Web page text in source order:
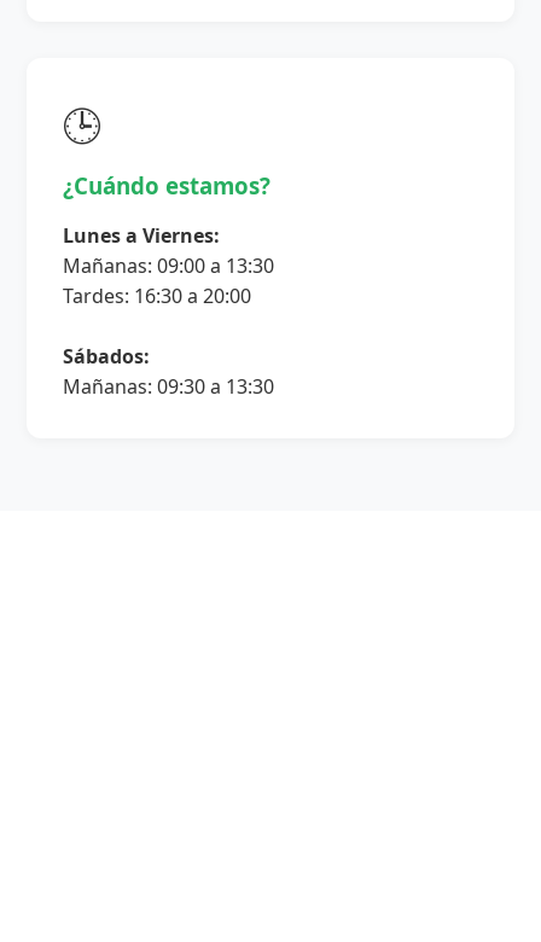
🕒
¿Cuándo estamos?
Lunes a Viernes:
Mañanas: 09:00 a 13:30
Tardes: 16:30 a 20:00
Sábados:
Mañanas: 09:30 a 13:30